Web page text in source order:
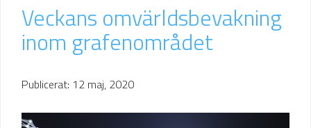
Veckans omvärldsbevakning
inom grafenområdet
Publicerat: 12 maj, 2020